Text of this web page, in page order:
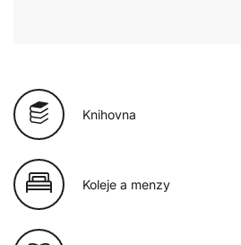
Knihovna
Koleje a menzy